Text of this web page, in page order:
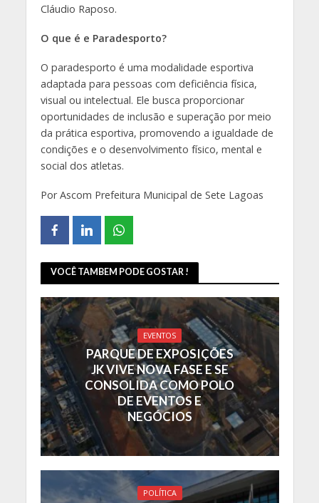
Cláudio Raposo.
O que é e Paradesporto?
O paradesporto é uma modalidade esportiva
adaptada para pessoas com deficiência física,
visual ou intelectual. Ele busca proporcionar
oportunidades de inclusão e superação por meio
da prática esportiva, promovendo a igualdade de
condições e o desenvolvimento físico, mental e
social dos atletas.
Por Ascom Prefeitura Municipal de Sete Lagoas
VOCÊ TAMBEM PODE GOSTAR !
EVENTOS
PARQUE DE EXPOSIÇÕES
JK VIVE NOVA FASE E SE
CONSOLIDA COMO POLO
DE EVENTOS E
NEGÓCIOS
POLÍTICA